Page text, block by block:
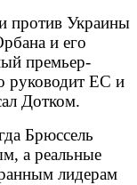
против Украины
и его
премьер-
руководит ЕС и
Дотком.
Брюссель
а реальные
лидерам